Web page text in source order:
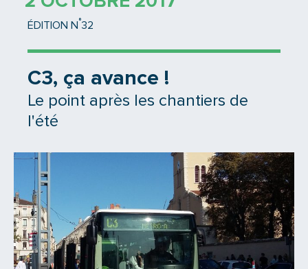
ÉDITION N °32
C3, ça avance !
Le point après les chantiers de
l'été